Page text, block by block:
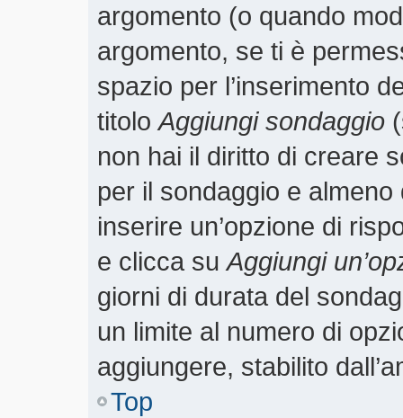
argomento (o quando
argomento, se ti è
spazio per l’inserimento
titoloAggiungi sondaggio
non hai il diritto di creare
per il sondaggio e
inserire un’opzione di
e clicca suAggiungi
giorni di durata del
un limite al numero di
aggiungere, stabilito
Top